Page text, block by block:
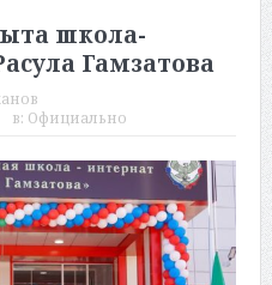
школа-
Гамзатова
в: Официально